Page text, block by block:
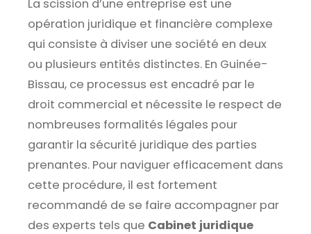
La scission d’une entreprise est une
opération juridique et financière complexe
qui consiste à diviser une société en deux
ou plusieurs entités distinctes. En Guinée-
Bissau, ce processus est encadré par le
droit commercial et nécessite le respect de
nombreuses formalités légales pour
garantir la sécurité juridique des parties
prenantes. Pour naviguer efficacement dans
cette procédure, il est fortement
recommandé de se faire accompagner par
des experts tels que Cabinet juridique